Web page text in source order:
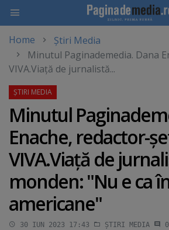
main
content
Home
Știri Media
Minutul Paginademedia. Dana
VIVA.Viaţă de jurnalistă...
Minutul
Enache, redactor-
VIVA.Viaţă de
monden: "Nu e ca
americane"
30 IUN 2023 17:43 ȘTIRI MEDIA 0